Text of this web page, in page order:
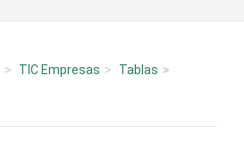
TIC Empresas Tablas